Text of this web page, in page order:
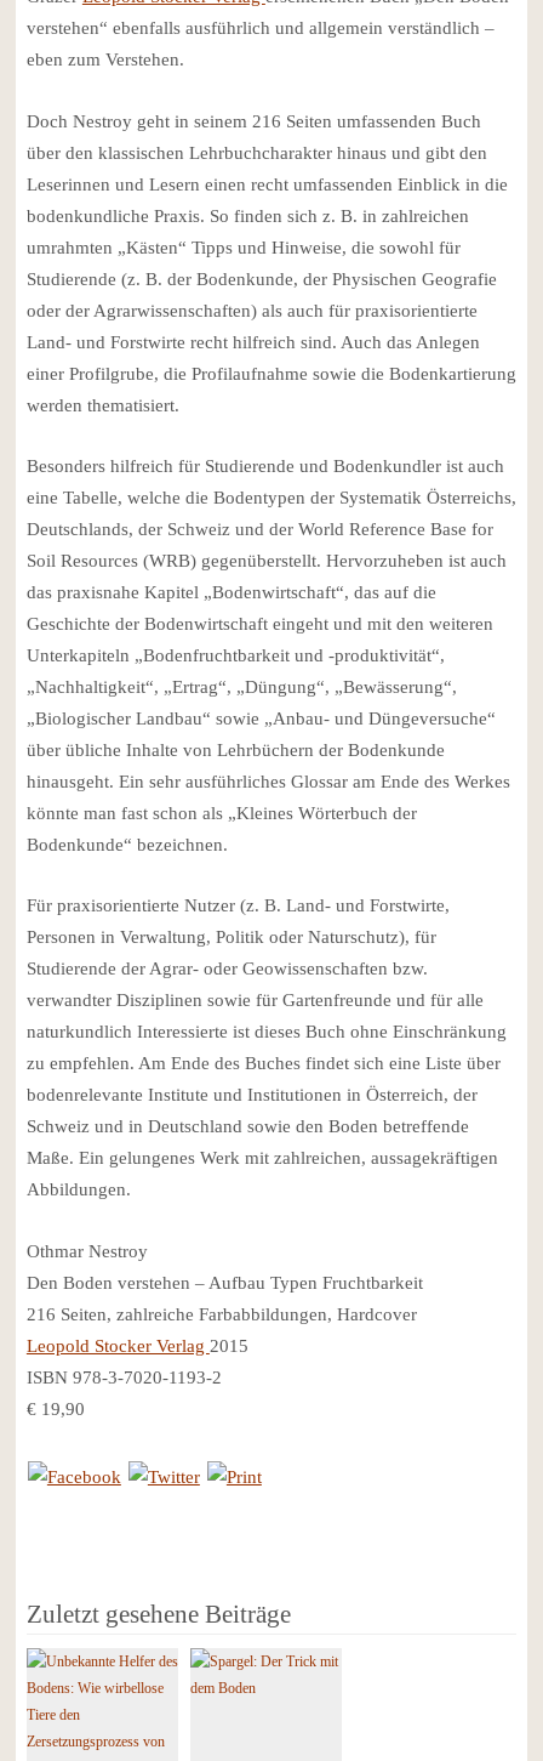
verstehen“ ebenfalls ausführlich und allgemein verständlich –
eben zum Verstehen.
Doch Nestroy geht in seinem 216 Seiten umfassenden Buch
über den klassischen Lehrbuchcharakter hinaus und gibt den
Leserinnen und Lesern einen recht umfassenden Einblick in die
bodenkundliche Praxis. So finden sich z. B. in zahlreichen
umrahmten „Kästen“ Tipps und Hinweise, die sowohl für
Studierende (z. B. der Bodenkunde, der Physischen Geografie
oder der Agrarwissenschaften) als auch für praxisorientierte
Land- und Forstwirte recht hilfreich sind. Auch das Anlegen
einer Profilgrube, die Profilaufnahme sowie die Bodenkartierung
werden thematisiert.
Besonders hilfreich für Studierende und Bodenkundler ist auch
eine Tabelle, welche die Bodentypen der Systematik Österreichs,
Deutschlands, der Schweiz und der World Reference Base for
Soil Resources (WRB) gegenüberstellt. Hervorzuheben ist auch
das praxisnahe Kapitel „Bodenwirtschaft“, das auf die
Geschichte der Bodenwirtschaft eingeht und mit den weiteren
Unterkapiteln „Bodenfruchtbarkeit und -produktivität“,
„Nachhaltigkeit“, „Ertrag“, „Düngung“, „Bewässerung“,
„Biologischer Landbau“ sowie „Anbau- und Düngeversuche“
über übliche Inhalte von Lehrbüchern der Bodenkunde
hinausgeht. Ein sehr ausführliches Glossar am Ende des Werkes
könnte man fast schon als „Kleines Wörterbuch der
Bodenkunde“ bezeichnen.
Für praxisorientierte Nutzer (z. B. Land- und Forstwirte,
Personen in Verwaltung, Politik oder Naturschutz), für
Studierende der Agrar- oder Geowissenschaften bzw.
verwandter Disziplinen sowie für Gartenfreunde und für alle
naturkundlich Interessierte ist dieses Buch ohne Einschränkung
zu empfehlen. Am Ende des Buches findet sich eine Liste über
bodenrelevante Institute und Institutionen in Österreich, der
Schweiz und in Deutschland sowie den Boden betreffende
Maße. Ein gelungenes Werk mit zahlreichen, aussagekräftigen
Abbildungen.
Othmar Nestroy
Den Boden verstehen – Aufbau Typen Fruchtbarkeit
216 Seiten, zahlreiche Farbabbildungen, Hardcover
Leopold Stocker Verlag 2015
ISBN 978-3-7020-1193-2
€ 19,90
Zuletzt gesehene Beiträge